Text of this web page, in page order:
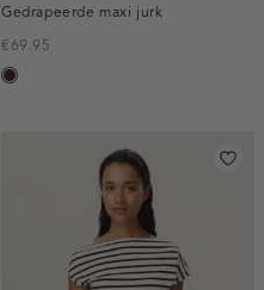
Gedrapeerde maxi jurk
€69.95
pruim,